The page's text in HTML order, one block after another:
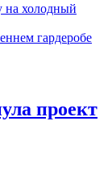
на холодный
гардеробе
проект